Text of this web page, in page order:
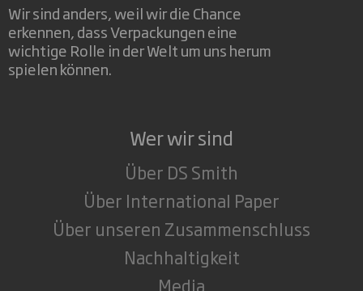
Wir sind anders, weil wir die Chance
erkennen, dass Verpackungen eine
wichtige Rolle in der Welt um uns herum
spielen können.
Wer wir sind
Über DS Smith
Über International Paper
Über unseren Zusammenschluss
Nachhaltigkeit
Media